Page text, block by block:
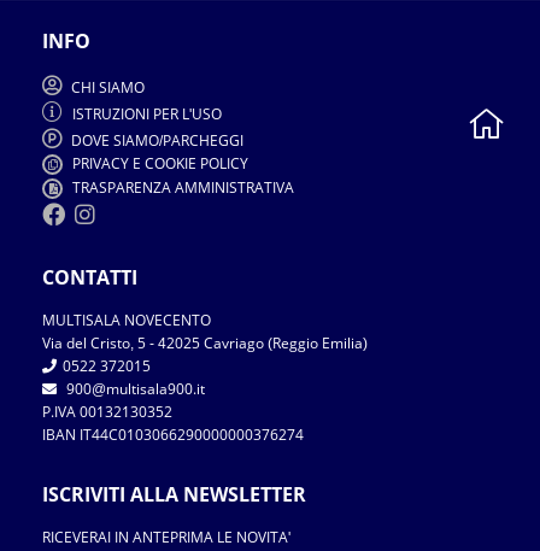
INFO
CHI SIAMO
ISTRUZIONI PER L'USO
DOVE SIAMO/PARCHEGGI
PRIVACY E COOKIE POLICY
TRASPARENZA AMMINISTRATIVA
CONTATTI
MULTISALA NOVECENTO
Via del Cristo, 5 - 42025 Cavriago (Reggio Emilia)
0522 372015
900@multisala900.it
P.IVA 00132130352
IBAN IT44C0103066290000000376274
ISCRIVITI ALLA NEWSLETTER
RICEVERAI IN ANTEPRIMA LE NOVITA'